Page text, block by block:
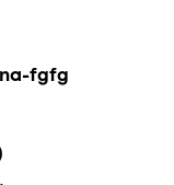
fgfg